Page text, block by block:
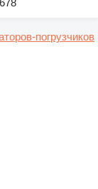
погрузчиков